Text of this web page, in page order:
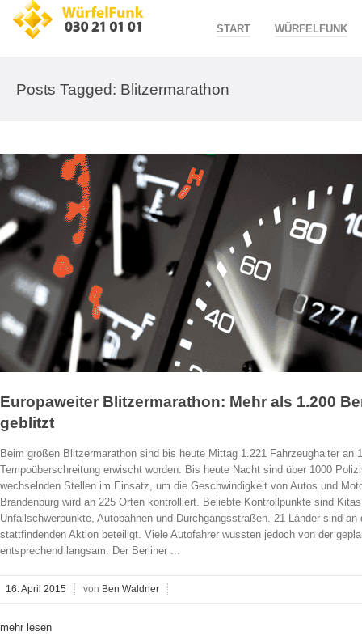
START WÜRFELFUNK
Posts Tagged: Blitzermarathon
Europaweiter Blitzermarathon: Mehr als 1.200
geblitzt
Beim großen Blitzermarathon sind bis heute Mittag 1.221 Fahrzeughalter an
Tempoüberschreitung erwischt worden. Bis heute Nacht sind über 1000
wechselnden Stellen im Einsatz, um die Geschwindigkeit von Autos und
Brandenburg wird an 225 Orten kontrolliert. Beliebte Kontrollpunkte sind
Unfallschwerpunkte, Autobahnen und Durchgangsstraßen. 21 Länder sind
stattfindenden Aktion beteiligt. Viele Autofahrer wussten jedoch von der
entsprechend langsam. Der Berliner ...
16. April 2015 von Ben Waldner
mehr lesen